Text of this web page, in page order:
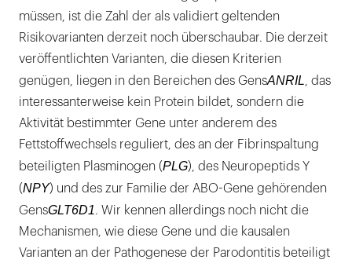
müssen, ist die Zahl der als validiert geltenden
Risikovarianten derzeit noch überschaubar. Die derzeit
veröffentlichten Varianten, die diesen Kriterien
genügen, liegen in den Bereichen des GensANRIL , das
interessanterweise kein Protein bildet, sondern die
Aktivität bestimmter Gene unter anderem des
Fettstoffwechsels reguliert, des an der Fibrinspaltung
beteiligten Plasminogen (PLG), des Neuropeptids Y
(NPY) und des zur Familie der ABO-Gene gehörenden
GensGLT6D1. Wir kennen allerdings noch nicht die
Mechanismen, wie diese Gene und die kausalen
Varianten an der Pathogenese der Parodontitis beteiligt